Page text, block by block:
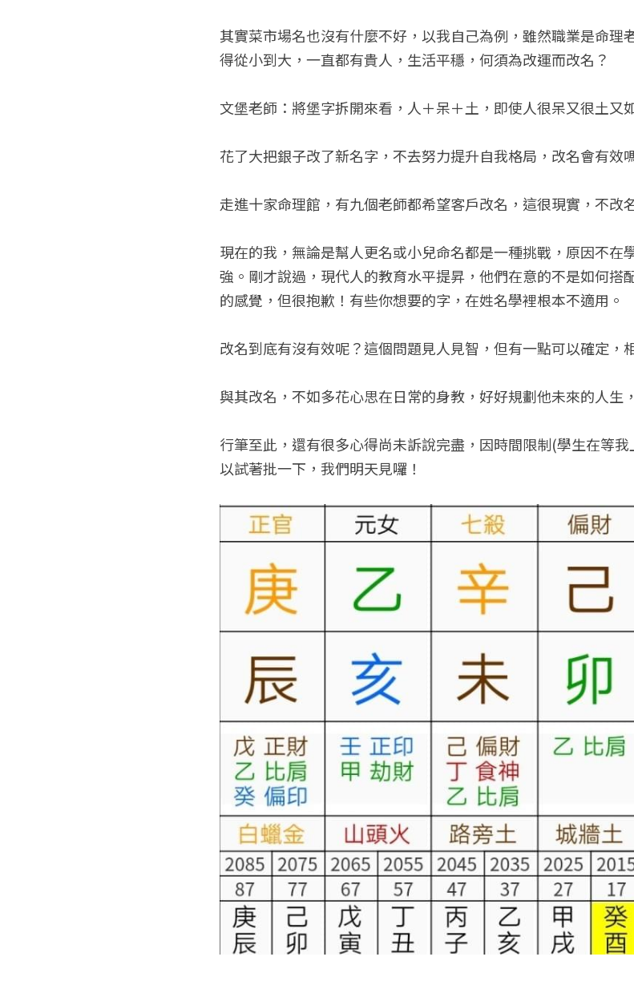
其實菜市場名也沒有什麼不好，以我自己為例，雖然職業是命理
得從小到大，一直都有貴人，生活平穩，何須為改運而改名？
文堡老師：將堡字拆開來看，人＋呆＋土，即使人很呆又很土又
花了大把銀子改了新名字，不去努力提升自我格局，改名會有效
走進十家命理館，有九個老師都希望客戶改名，這很現實，不改
現在的我，無論是幫人更名或小兒命名都是一種挑戰，原因不在
強。剛才說過，現代人的教育水平提昇，他們在意的不是如何搭
的感覺，但很抱歉！有些你想要的字，在姓名學裡根本不適用。
改名到底有沒有效呢？這個問題見人見智，但有一點可以確定，
與其改名，不如多花心思在日常的身教，好好規劃他未來的人生
行筆至此，還有很多心得尚未訴說完盡，因時間限制(學生在等
以試著批一下，我們明天見囉！